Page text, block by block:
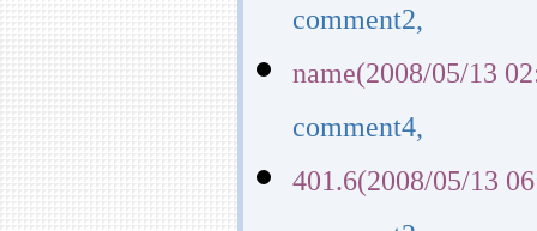
comment2,
name(2008/05/13
comment4,
401.6(2008/05/13